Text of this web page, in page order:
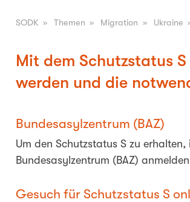
SODK » Themen » Migration » Ukraine
Mit dem Schutzstatus
werden und die
Bundesasylzentrum (BAZ)
Um den Schutzstatus S zu
Bundesasylzentrum (BAZ)
Gesuch für Schutzstatus S